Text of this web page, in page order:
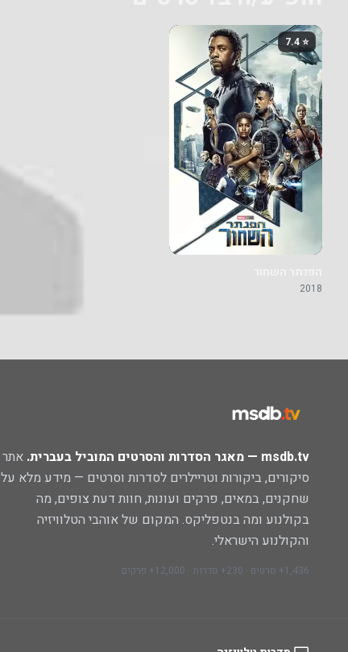
⭐ 7.4
2018
msdb.tv — מאגר הסדרות והסרטים המוביל בעברית.
אתר
סיקורים, ביקורות וטריילרים לסדרות וסרטים — מידע מלא על
שחקנים, במאים, פרקים ועונות, חוות דעת צופים, מה
בקולנוע ומה בנטפליקס. המקום של אוהבי הטלוויזיה
והקולנוע הישראלי.
1,436+ סרטים · 230+ סדרות · 12,000+ פרקים